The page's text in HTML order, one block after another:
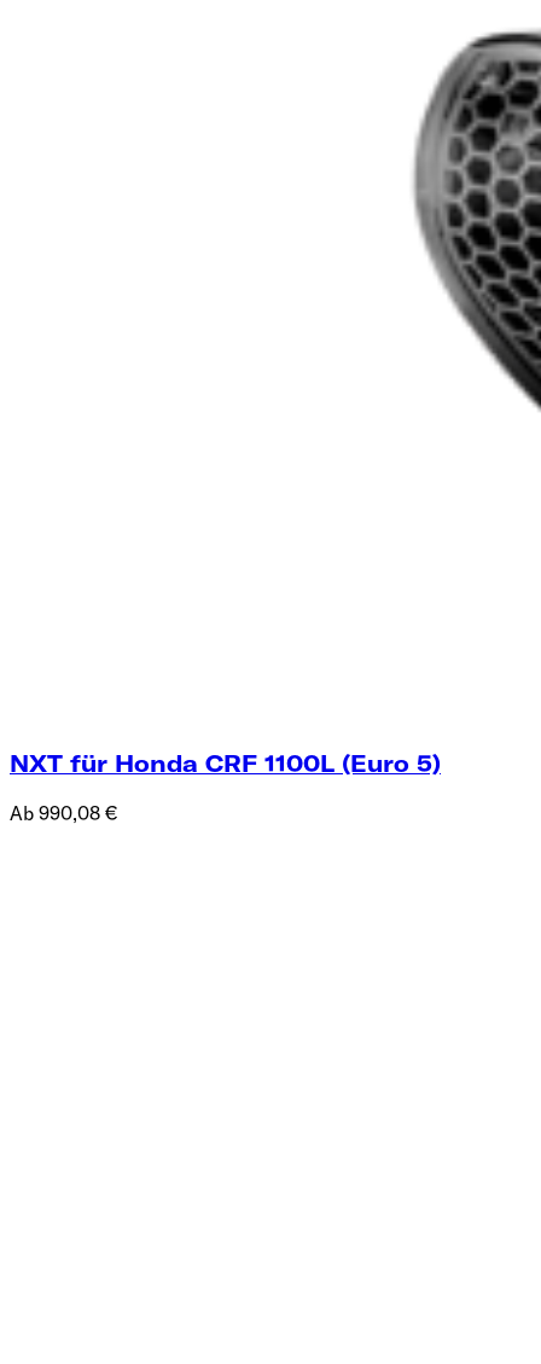
NXT für Honda CRF 1100L (Euro 5)
Ab 990,08 €